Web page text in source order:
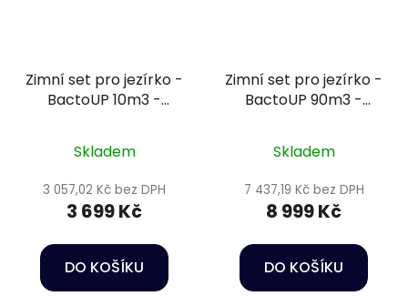
Zimní set pro jezírko -
BactoUP 10m3 -
Skladem
3 057,02 Kč bez DPH
3 699 Kč
DO KOŠÍKU
Zimní set pro jezírko -
BactoUP 90m3 -
15kg
Skladem
7 437,19 Kč bez DPH
8 999 Kč
DO KOŠÍKU